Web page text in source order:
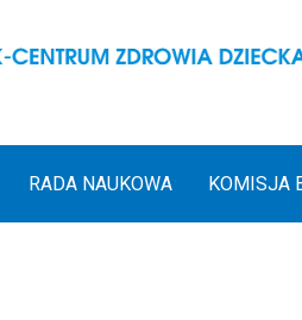
RADA NAUKOWA KOMISJA